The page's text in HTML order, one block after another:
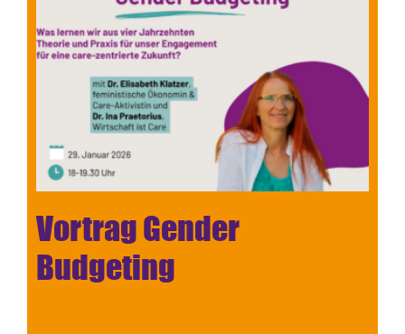
Termine
Netzwerk
Blickwinkel
Presse
Vortrag Gender
Budgeting